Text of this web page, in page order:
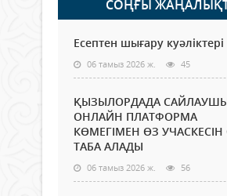
СОҢҒЫ
Есептен шығару куәліктері
06 тамыз 2026 ж. 45
ҚЫЗЫЛОРДАДА
ОНЛАЙН ПЛАТФОРМА
КӨМЕГІМЕН ӨЗ
ТАБА АЛАДЫ
06 тамыз 2026 ж. 56